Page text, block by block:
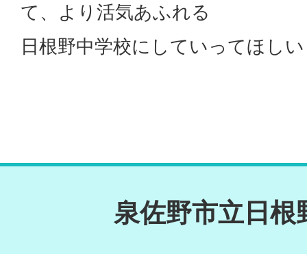
て、より活気あふれる
日根野中学校にしていってほし
泉佐野市立日根